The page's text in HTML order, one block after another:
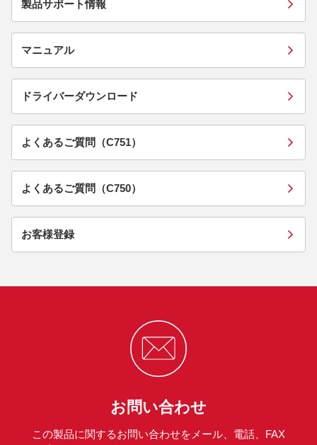
製品サポート情報
マニュアル
ドライバーダウンロード
よくあるご質問（C751）
よくあるご質問（C750）
お客様登録
お問い合わせ
この製品に関するお問い合わせをメール、電話、FAX